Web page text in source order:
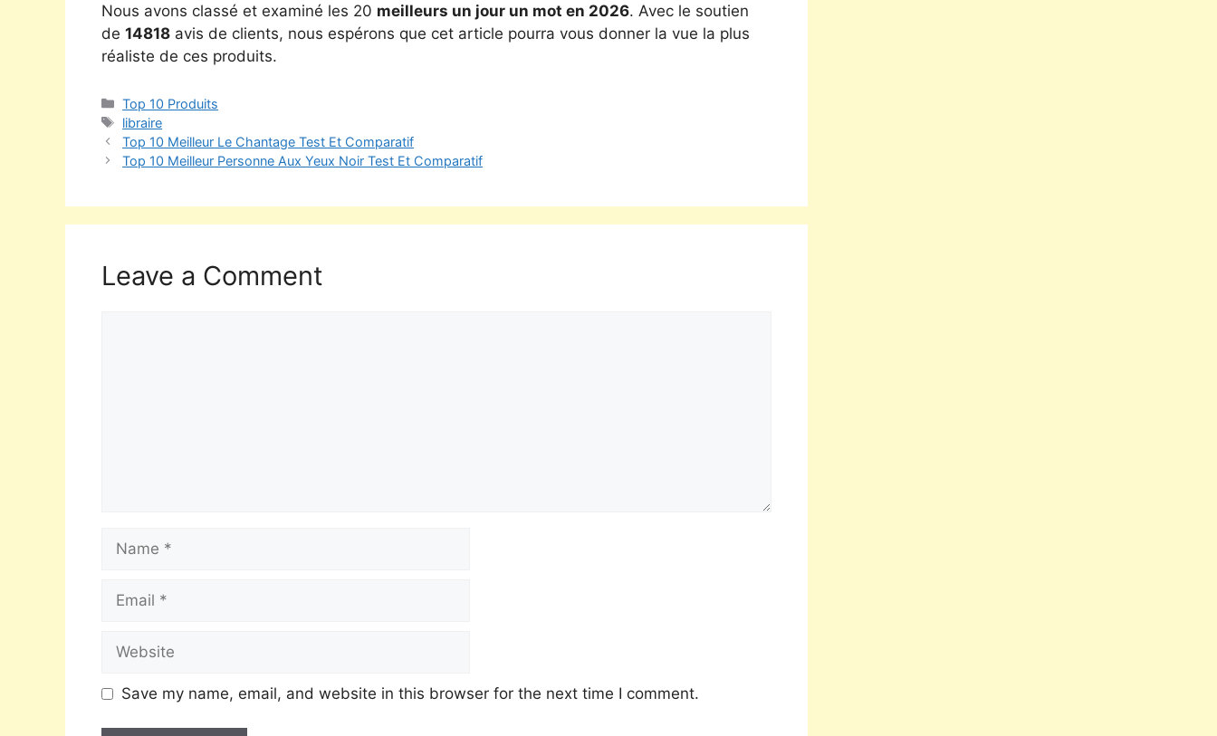
Nous avons classé et examiné les 20 meilleurs un jour un mot en 2026. Avec le soutien
de 14818 avis de clients, nous espérons que cet article pourra vous donner la vue la plus
réaliste de ces produits.
Top 10 Produits
libraire
Top 10 Meilleur Le Chantage Test Et Comparatif
Top 10 Meilleur Personne Aux Yeux Noir Test Et Comparatif
Leave a Comment
Save my name, email, and website in this browser for the next time I comment.